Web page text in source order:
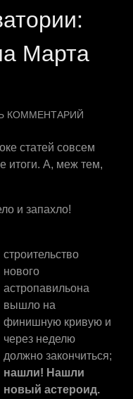
Марта
КОММЕНТАРИЙ
статей совсем
итоги. А, меж тем,
и запахло!
строительство
нового
астропавильона
вышло на
финишную кривую и
через неделю
должно закончиться;
нашли! Нашли
новый астероид.